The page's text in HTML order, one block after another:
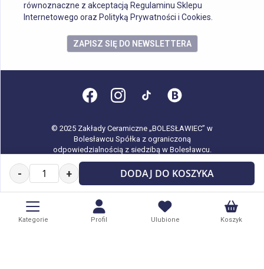
- + DODAJ DO KOSZYKA
równoznaczne z akceptacją Regulaminu Sklepu
Internetowego oraz Polityką Prywatności i Cookies.
ZAPISZ SIĘ DO NEWSLETTERA
Kategorie Profil Ulubione Koszyk
© 2025 Zakłady Ceramiczne „BOLESŁAWIEC” w
Bolesławcu Spółka z ograniczoną
odpowiedzialnością z siedzibą w Bolesławcu.
Wszystkie prawa zastrzeżone.